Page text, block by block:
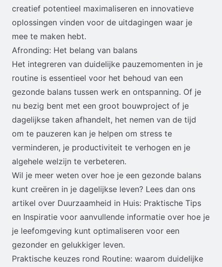
creatief potentieel maximaliseren en innovatieve
oplossingen vinden voor de uitdagingen waar je
mee te maken hebt.
Afronding: Het belang van balans
Het integreren van duidelijke pauzemomenten in je
routine is essentieel voor het behoud van een
gezonde balans tussen werk en ontspanning. Of je
nu bezig bent met een groot bouwproject of je
dagelijkse taken afhandelt, het nemen van de tijd
om te pauzeren kan je helpen om stress te
verminderen, je productiviteit te verhogen en je
algehele welzijn te verbeteren.
Wil je meer weten over hoe je een gezonde balans
kunt creëren in je dagelijkse leven? Lees dan ons
artikel over Duurzaamheid in Huis: Praktische Tips
en Inspiratie voor aanvullende informatie over hoe je
je leefomgeving kunt optimaliseren voor een
gezonder en gelukkiger leven.
Praktische keuzes rond Routine: waarom duidelijke